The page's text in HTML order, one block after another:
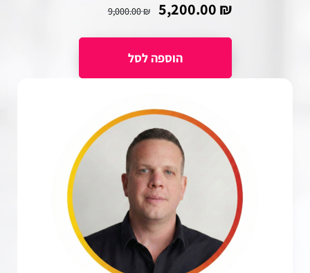
5,200.00 ₪
9,000.00₪